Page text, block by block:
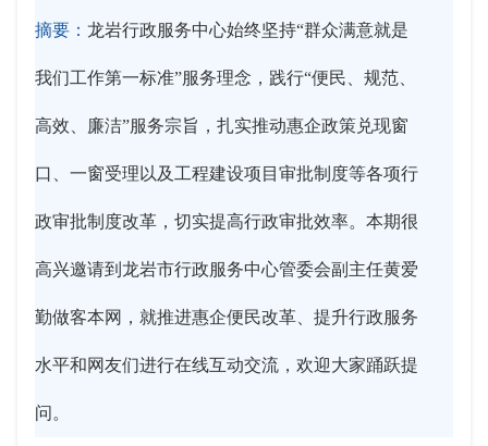
摘要： 龙岩行政服务中心始终坚持“群众满意就是
我们工作第一标准”服务理念，践行“便民、规范、
高效、廉洁”服务宗旨，扎实推动惠企政策兑现窗
口、一窗受理以及工程建设项目审批制度等各项行
政审批制度改革，切实提高行政审批效率。本期很
高兴邀请到龙岩市行政服务中心管委会副主任黄爱
勤做客本网，就推进惠企便民改革、提升行政服务
水平和网友们进行在线互动交流，欢迎大家踊跃提
问。